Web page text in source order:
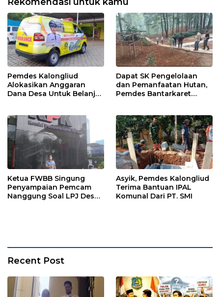
Pemdes Kalongliud
Alokasikan Anggaran
Dana Desa Untuk Belanja
Dapat SK Pengelolaan
dan Pemanfaatan Hutan,
Pemdes Bantarkaret
Ketua FWBB Singung
Penyampaian Pemcam
Nanggung Soal LPJ Desa
Asyik, Pemdes Kalongliud
Terima Bantuan IPAL
Komunal Dari PT. SMI
Recent Post